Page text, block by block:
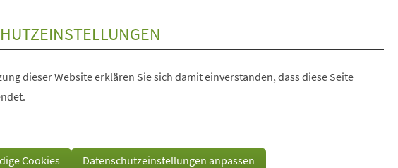
dieser Website erklären Sie sich damit einverstanden, dass diese Seite
Cookies
Datenschutzeinstellungen anpassen